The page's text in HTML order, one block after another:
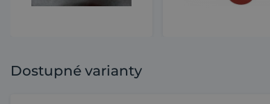
Dostupné varianty